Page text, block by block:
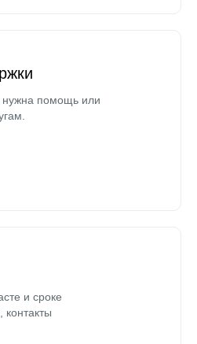
помощь или
и сроке
контакты